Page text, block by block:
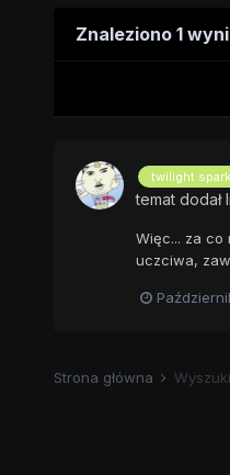
Znaleziono 1
twilight
temat dodał
Więc... za co
uczciwa,
Strona główna